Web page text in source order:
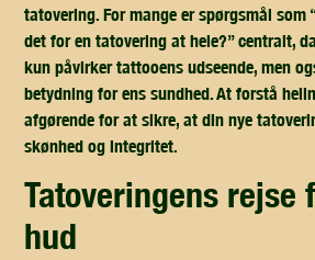
tatovering. For mange er spørgsmål som
det for en tatovering at hele?” centralt,
kun påvirker tattooens udseende, men
betydning for ens sundhed. At forstå
afgørende for at sikre, at din nye
skønhed og integritet.
tatoveringens rejse fra blæk til
hud